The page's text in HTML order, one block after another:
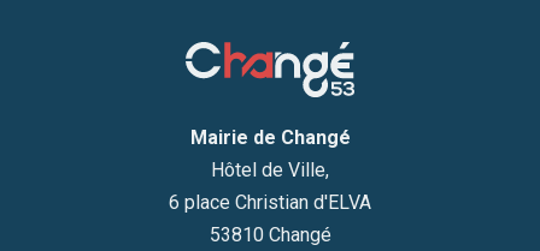
Mairie de Changé
Hôtel de Ville,
6 place Christian d'ELVA
53810 Changé